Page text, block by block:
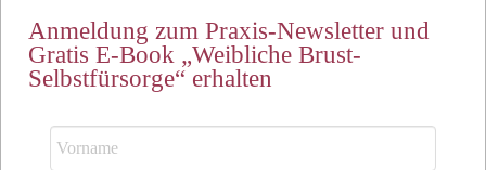
Anmeldung zum Praxis-Newsletter und
Gratis E-Book „Weibliche Brust-
Selbstfürsorge“ erhalten